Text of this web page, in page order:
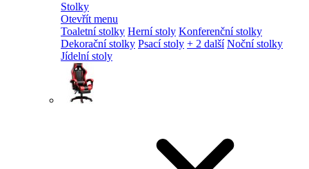
Stolky
Otevřít menu
Toaletní stolky Herní stoly Konferenční stolky
Dekorační stolky Psací stoly + 2 další Noční stolky
Jídelní stoly